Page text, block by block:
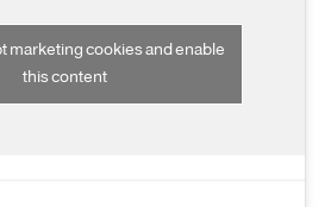
marketing cookies and enable
this content